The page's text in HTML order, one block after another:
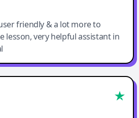
friendly & a lot more to
lesson, very helpful assistant in